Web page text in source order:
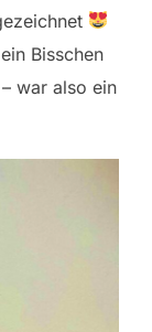
Bisschen
war also ein